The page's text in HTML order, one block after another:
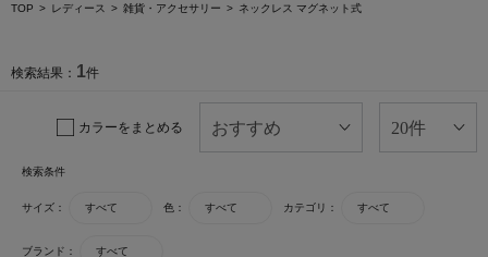
TOP レディース 雑貨・アクセサリー ネックレス マグネット式
検索結果： 1件
カラーをまとめる
検索条件
サイズ： すべて 色： すべて カテゴリ： すべて
ブランド： すべて